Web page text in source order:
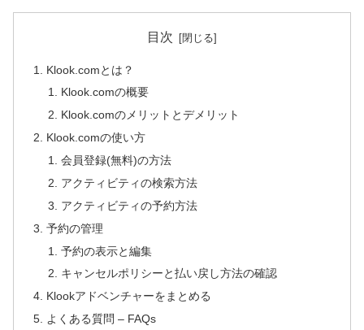
目次
Klook.comとは？
Klook.comの概要
Klook.comのメリットとデメリット
Klook.comの使い方
会員登録(無料)の方法
アクティビティの検索方法
アクティビティの予約方法
予約の管理
予約の表示と編集
キャンセルポリシーと払い戻し方法の確認
Klookアドベンチャーをまとめる
よくある質問 – FAQs